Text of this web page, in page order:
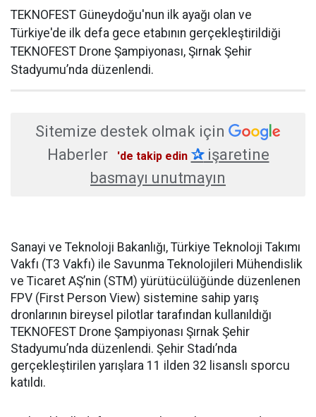
TEKNOFEST Güneydoğu'nun ilk ayağı olan ve
Türkiye'de ilk defa gece etabının gerçekleştirildiği
TEKNOFEST Drone Şampiyonası, Şırnak Şehir
Stadyumu’nda düzenlendi.
Sitemize destek olmak için
Haberler
'de takip edin ✰işaretine
basmayı unutmayın
Sanayi ve Teknoloji Bakanlığı, Türkiye Teknoloji Takımı
Vakfı (T3 Vakfı) ile Savunma Teknolojileri Mühendislik
ve Ticaret AŞ’nin (STM) yürütücülüğünde düzenlenen
FPV (First Person View) sistemine sahip yarış
dronlarının bireysel pilotlar tarafından kullanıldığı
TEKNOFEST Drone Şampiyonası Şırnak Şehir
Stadyumu’nda düzenlendi. Şehir Stadı’nda
gerçekleştirilen yarışlara 11 ilden 32 lisanslı sporcu
katıldı.